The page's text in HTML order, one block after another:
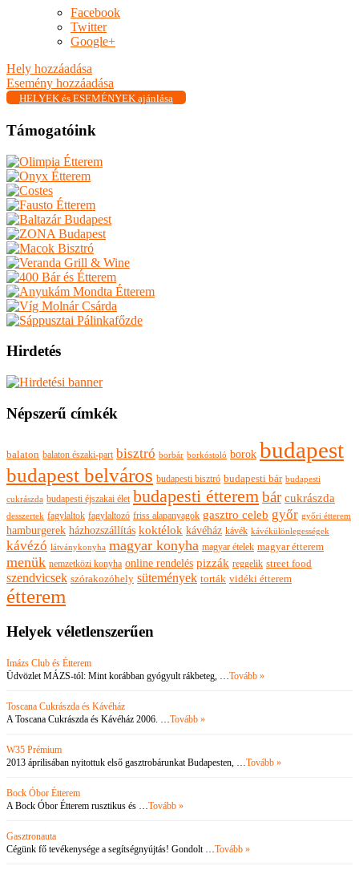
Facebook
Twitter
Google+
Hely hozzáadása
Esemény hozzáadása
HELYEK és ESEMÉNYEK ajánlása
Támogatóink
Hirdetés
Népszerű címkék
balaton balaton északi-part bisztró borbár borkóstoló borok budapest
budapest belváros budapesti bisztró budapesti bár budapesti
cukrászda budapesti éjszakai élet budapesti étterembár cukrászda
desszertek fagylaltok fagylaltozó friss alapanyagok gasztro celeb győr győri étterem
hamburgerek házhozszállítás koktélok kávéház kávék kávékülönlegességek
kávézó látványkonyha magyar konyha magyar ételek magyar étterem
menük nemzetközi konyha online rendelés pizzák reggelik street food
szendvicsek szórakozóhely sütemények torták vidéki étterem
étterem
Helyek véletlenszerűen
Imázs Club és Étterem
Üdvözlet MÁZS-tól: Mint korábban gyógyult rákbeteg, …Tovább »
Toscana Cukrászda és Kávéház
A Toscana Cukrászda és Kávéház 2006. …Tovább »
W35 Prémium
2013 áprilisában nyitottuk első gasztrobárunkat Budapesten, …Tovább »
Bock Óbor Étterem
A Bock Óbor Étterem rusztikus és …Tovább »
Gasztronauta
Cégünk fő tevékenysége a segítségnyújtás! Gondolt …Tovább »